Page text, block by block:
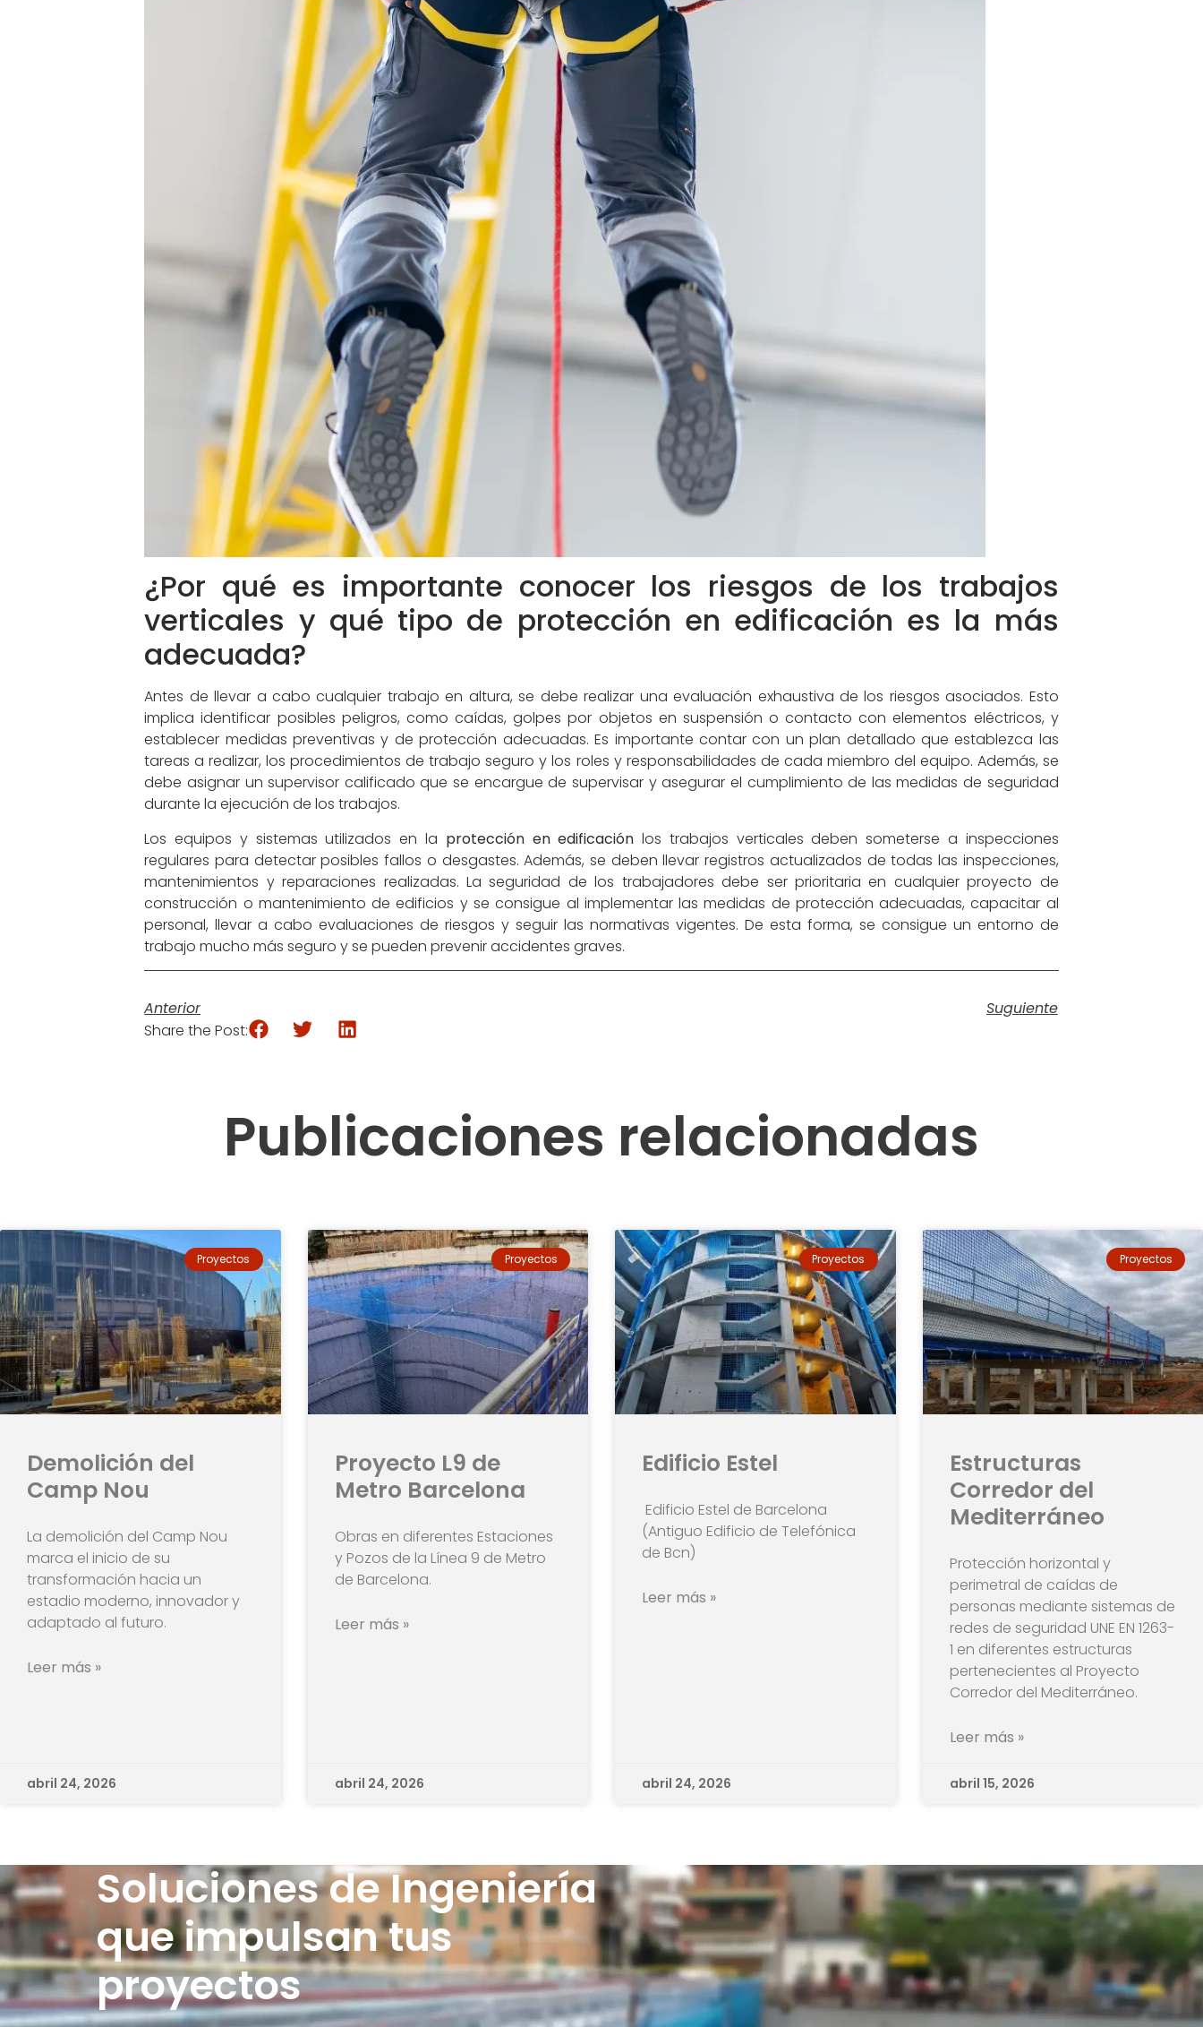
¿Por qué es importante conocer los riesgos de los trabajos
verticales y qué tipo de protección en edificación es la más
adecuada?
Antes de llevar a cabo cualquier trabajo en altura, se debe realizar una evaluación exhaustiva de los riesgos asociados. Esto
implica identificar posibles peligros, como caídas, golpes por objetos en suspensión o contacto con elementos eléctricos, y
establecer medidas preventivas y de protección adecuadas. Es importante contar con un plan detallado que establezca las
tareas a realizar, los procedimientos de trabajo seguro y los roles y responsabilidades de cada miembro del equipo. Además, se
debe asignar un supervisor calificado que se encargue de supervisar y asegurar el cumplimiento de las medidas de seguridad
durante la ejecución de los trabajos.
Los equipos y sistemas utilizados en la protección en edificación los trabajos verticales deben someterse a inspecciones
regulares para detectar posibles fallos o desgastes. Además, se deben llevar registros actualizados de todas las inspecciones,
mantenimientos y reparaciones realizadas. La seguridad de los trabajadores debe ser prioritaria en cualquier proyecto de
construcción o mantenimiento de edificios y se consigue al implementar las medidas de protección adecuadas, capacitar al
personal, llevar a cabo evaluaciones de riesgos y seguir las normativas vigentes. De esta forma, se consigue un entorno de
trabajo mucho más seguro y se pueden prevenir accidentes graves.
Anterior
Suguiente
Share the Post:
Publicaciones relacionadas
Proyectos
Demolición del
Camp Nou
La demolición del Camp Nou
marca el inicio de su
transformación hacia un
estadio moderno, innovador y
adaptado al futuro.
Leer más »
abril 24, 2026
Proyectos
Proyecto L9 de
Metro Barcelona
Obras en diferentes Estaciones
y Pozos de la Línea 9 de Metro
de Barcelona.
Leer más »
abril 24, 2026
Proyectos
Edificio Estel
Edificio Estel de Barcelona
(Antiguo Edificio de Telefónica
de Bcn)
Leer más »
abril 24, 2026
Proyectos
Estructuras
Corredor del
Mediterráneo
Protección horizontal y
perimetral de caídas de
personas mediante sistemas de
redes de seguridad UNE EN 1263-
1 en diferentes estructuras
pertenecientes al Proyecto
Corredor del Mediterráneo.
Leer más »
abril 15, 2026
Soluciones de Ingeniería
que impulsan tus
proyectos